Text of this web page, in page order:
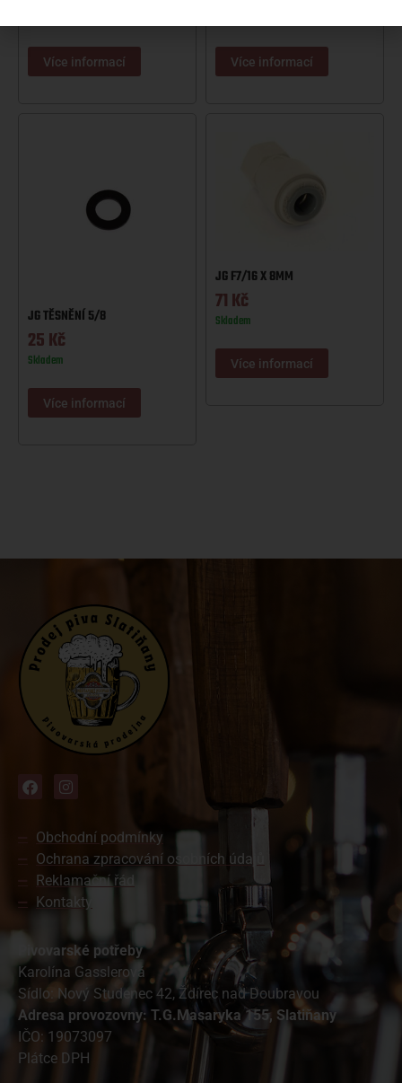
Více informací Více informací
JG TĚSNĚNÍ 5/8
25Kč
Skladem
Více informací
JG F7/16 X 8MM
71Kč
Skladem
Více informací
Obchodní podmínky
Ochrana zpracování osobních údajů
Reklamační řád
Kontakty
Pivovarské potřeby
Karolína Gasslerová
Sídlo: Nový Studenec 42, Ždírec nad Doubravou
Adresa provozovny: T.G.Masaryka 155, Slatiňany
IČO: 19073097
Plátce DPH